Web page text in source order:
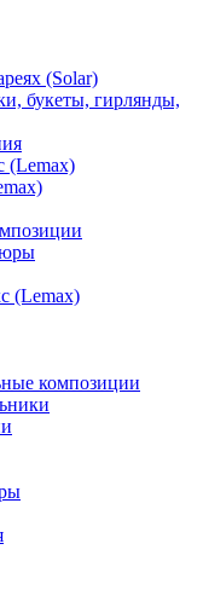
(Solar)
букеты, гирлянды,
(Lemax)
(Lemax)
композиции